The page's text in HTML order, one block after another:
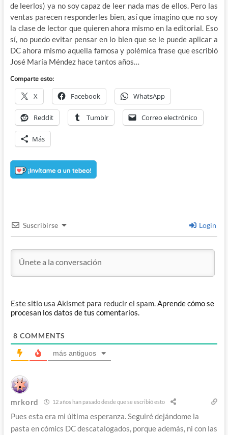
de leerlos) ya no soy capaz de leer nada mas de ellos. Pero las
ventas parecen responderles bien, así que imagino que no soy
la clase de lector que quieren ahora mismo en la editorial. Eso
sí, no puedo evitar pensar en lo bien que se le puede aplicar a
DC ahora mismo aquella famosa y polémica frase que escribió
José María Méndez hace tantos años…
Comparte esto:
X Facebook WhatsApp
Reddit Tumblr Correo electrónico
Más
Suscribirse Login
Este sitio usa Akismet para reducir el spam. Aprende cómo se
procesan los datos de tus comentarios.
8 COMMENTS
más antiguos
mrkord 12 años han pasado desde que se escribió esto
Pues esta era mi última esperanza. Seguiré dejándome la
pasta en cómics DC descatalogados, porque además, ni con las